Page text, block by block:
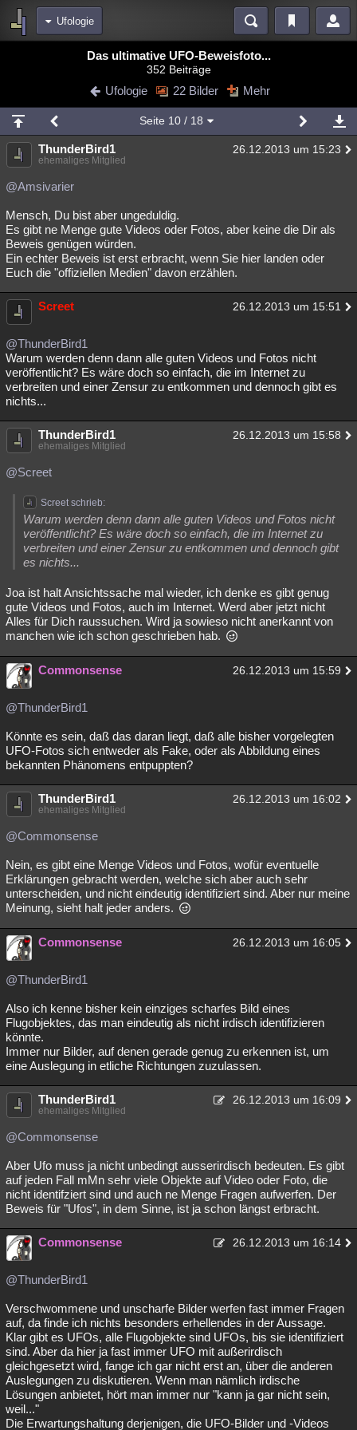
Ufologie
Blogs Videos
Chat Wiki Neuigkeiten
meine Rubriken
Menschen Wissenschaft Mystery Kriminalfälle
Spiritualität
Natur Umfragen Unterhaltung
weitere Rubriken
Philosophie Träume Orte Esoterik Literatur
Astronomie Helpdesk Gruppen Gaming Filme
Musik
Übersichten
Besucht Teilgenommen Alle Neue Geschlossen
Lesenswert
Das ultimative UFO-Beweisfoto...
352 Beiträge
Ufologie 22 Bilder Mehr
Seite 10/ 18
ThunderBird1 26.12.2013 um 15:23
ehemaliges Mitglied
@Amsivarier
Mensch, Du bist aber ungeduldig.
Es gibt ne Menge gute Videos oder Fotos, aber keine die Dir als
Beweis genügen würden.
Ein echter Beweis ist erst erbracht, wenn Sie hier landen oder
Euch die "offiziellen Medien" davon erzählen.
Screet 26.12.2013 um 15:51
@ThunderBird1
Warum werden denn dann alle guten Videos und Fotos nicht
veröffentlicht? Es wäre doch so einfach, die im Internet zu
verbreiten und einer Zensur zu entkommen und dennoch gibt es
nichts...
ThunderBird1 26.12.2013 um 15:58
ehemaliges Mitglied
@Screet
Screet schrieb:
Warum werden denn dann alle guten Videos und Fotos nicht
veröffentlicht? Es wäre doch so einfach, die im Internet zu
verbreiten und einer Zensur zu entkommen und dennoch gibt
es nichts...
Joa ist halt Ansichtssache mal wieder, ich denke es gibt genug
gute Videos und Fotos, auch im Internet. Werd aber jetzt nicht
Alles für Dich raussuchen. Wird ja sowieso nicht anerkannt von
manchen wie ich schon geschrieben hab.
Commonsense 26.12.2013 um 15:59
@ThunderBird1
Könnte es sein, daß das daran liegt, daß alle bisher vorgelegten
UFO-Fotos sich entweder als Fake, oder als Abbildung eines
bekannten Phänomens entpuppten?
ThunderBird1 26.12.2013 um 16:02
ehemaliges Mitglied
@Commonsense
Nein, es gibt eine Menge Videos und Fotos, wofür eventuelle
Erklärungen gebracht werden, welche sich aber auch sehr
unterscheiden, und nicht eindeutig identifiziert sind. Aber nur meine
Meinung, sieht halt jeder anders.
Commonsense 26.12.2013 um 16:05
@ThunderBird1
Also ich kenne bisher kein einziges scharfes Bild eines
Flugobjektes, das man eindeutig als nicht irdisch identifizieren
könnte.
Immer nur Bilder, auf denen gerade genug zu erkennen ist, um
eine Auslegung in etliche Richtungen zuzulassen.
ThunderBird1 26.12.2013 um 16:09
ehemaliges Mitglied
@Commonsense
Aber Ufo muss ja nicht unbedingt ausserirdisch bedeuten. Es gibt
auf jeden Fall mMn sehr viele Objekte auf Video oder Foto, die
nicht identifziert sind und auch ne Menge Fragen aufwerfen. Der
Beweis für "Ufos", in dem Sinne, ist ja schon längst erbracht.
Commonsense 26.12.2013 um 16:14
@ThunderBird1
Verschwommene und unscharfe Bilder werfen fast immer Fragen
auf, da finde ich nichts besonders erhellendes in der Aussage.
Klar gibt es UFOs, alle Flugobjekte sind UFOs, bis sie identifiziert
sind. Aber da hier ja fast immer UFO mit außerirdisch
gleichgesetzt wird, fange ich gar nicht erst an, über die anderen
Auslegungen zu diskutieren. Wenn man nämlich irdische
Lösungen anbietet, hört man immer nur "kann ja gar nicht sein,
weil..."
Die Erwartungshaltung derjenigen, die UFO-Bilder und -Videos